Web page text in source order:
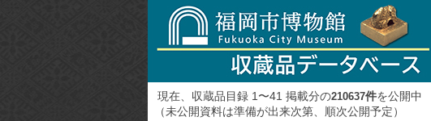
現在、収蔵品目録 1〜41 掲載分の210637件を公開中
（未公開資料は準備が出来次第、順次公開予定）